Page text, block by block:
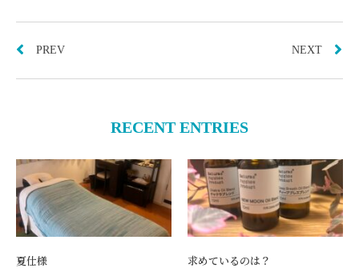
PREV NEXT
RECENT ENTRIES
夏仕様 求めているのは？